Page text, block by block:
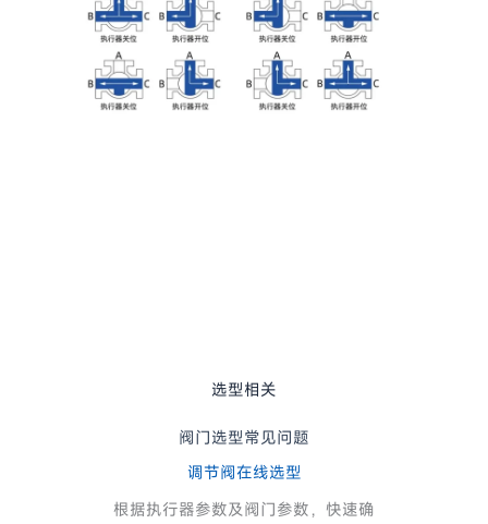
选型相关
阀门选型常见问题
调节阀在线选型
根据执行器参数及阀门参数，快速确